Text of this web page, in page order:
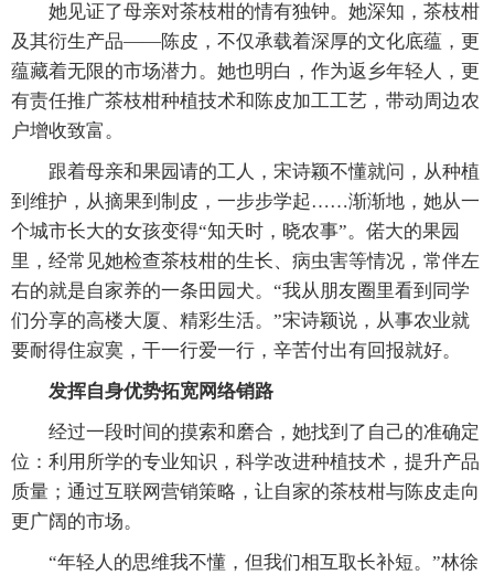
她见证了母亲对茶枝柑的情有独钟。她深知，茶枝柑
及其衍生产品——陈皮，不仅承载着深厚的文化底蕴，更
蕴藏着无限的市场潜力。她也明白，作为返乡年轻人，更
有责任推广茶枝柑种植技术和陈皮加工工艺，带动周边农
户增收致富。
跟着母亲和果园请的工人，宋诗颖不懂就问，从种植
到维护，从摘果到制皮，一步步学起……渐渐地，她从一
个城市长大的女孩变得“知天时，晓农事”。偌大的果园
里，经常见她检查茶枝柑的生长、病虫害等情况，常伴左
右的就是自家养的一条田园犬。“我从朋友圈里看到同学
们分享的高楼大厦、精彩生活。”宋诗颖说，从事农业就
要耐得住寂寞，干一行爱一行，辛苦付出有回报就好。
发挥自身优势拓宽网络销路
经过一段时间的摸索和磨合，她找到了自己的准确定
位：利用所学的专业知识，科学改进种植技术，提升产品
质量；通过互联网营销策略，让自家的茶枝柑与陈皮走向
更广阔的市场。
“年轻人的思维我不懂，但我们相互取长补短。”林徐